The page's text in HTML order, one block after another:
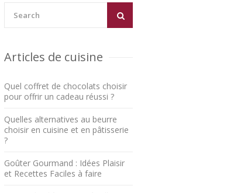
Articles de cuisine
Quel coffret de chocolats choisir
pour offrir un cadeau réussi ?
Quelles alternatives au beurre
choisir en cuisine et en pâtisserie
?
Goûter Gourmand : Idées Plaisir
et Recettes Faciles à faire